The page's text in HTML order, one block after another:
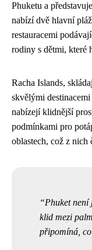
Phuketu a
nabízí dvě hlavní
restauracemi
rodiny s dětmi, které
Racha Islands,
skvělými
nabízejí klidnější
podmínkami pro
oblastech, což z
Phuket není
klid mezi
připomíná,